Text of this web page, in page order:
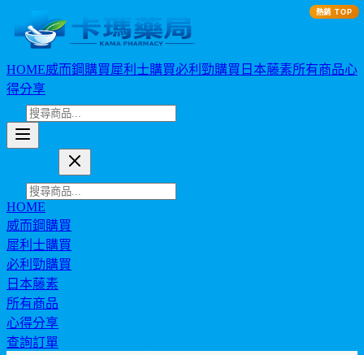
HOME威而鋼購買犀利士購買必利勁購買 日本藤素所有商品心
得分享
HOME
威而鋼購買
犀利士購買
必利勁購買
日本藤素
所有商品
心得分享
查詢訂單
熱銷 TOP